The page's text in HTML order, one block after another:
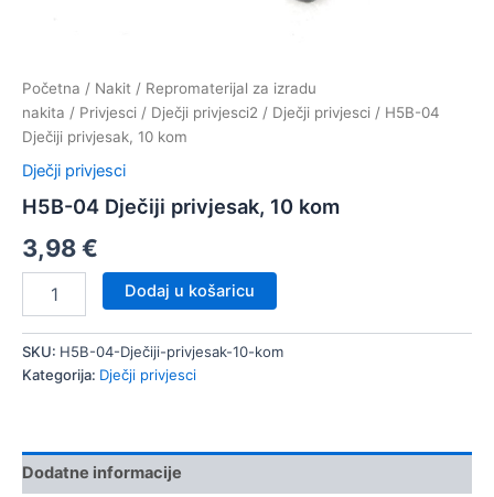
Početna / Nakit / Repromaterijal za izradu
nakita / Privjesci / Dječji privjesci2 / Dječji privjesci / H5B-04
Dječiji privjesak, 10 kom
Dječji privjesci
H5B-04 Dječiji privjesak, 10 kom
3,98€
privjesak,
10
Dodaj u košaricu
SKU: H5B-04-Dječiji-privjesak-10-kom
Kategorija: Dječji privjesci
Dodatne informacije